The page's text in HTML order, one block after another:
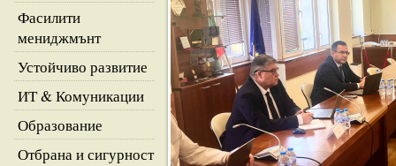
Фасилити
мениджмънт
Устойчиво развитие
ИТ & Комуникации
Образование
Отбрана и сигурност